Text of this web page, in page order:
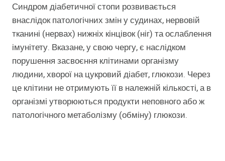
Синдром діабетичної стопи розвивається
внаслідок патологічних змін у судинах, нервовій
тканині (нервах) нижніх кінцівок (ніг) та ослаблення
імунітету. Вказане, у свою чергу, є наслідком
порушення засвоєння клітинами організму
людини, хворої на цукровий діабет, глюкози. Через
це клітини не отримують її в належній кількості, а в
організмі утворюються продукти неповного або ж
патологічного метаболізму (обміну) глюкози.